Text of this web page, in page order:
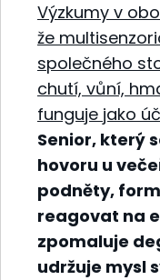
Výzkumy v
že
společného
chutí, vůní,
funguje jako
Senior, který
hovoru u
podněty,
reagovat na
zpomaluje
udržuje mysl